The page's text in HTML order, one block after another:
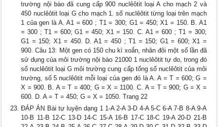
trường nội bào đã cung cấp 900 nuclêôtit loại A cho mạch 2 và
450 nuclêôtit loại G cho mạch 1. số nuclêôtit từng loại trên mạch
1 của gen là A. A1 = 600 ; T1 = 300; G1 = 450; X1 = 150. B. A1
= 300 ; T1 = 600; G1 = 450; X1 = 150. C. A1 = 600 ; T1 = 300;
G1 = 150; X1 = 450. D. A1 = 450 ; T1 = 150; G1 = 600; X1 =
900. Câu 13: Một gen có 150 chu kì xoắn, nhân đôi một số lần đã
sử dụng của môi trường nội bào 21000 1 nuclêôtit tự do, trong đó
số nuclêôtit loại G môi trường cung cấp tổng số nuclêôtit của môi
trường, số 5 nuclêôtit mỗi loại của gen đó là A. A = T = 600; G =
X = 900. B. A = T = 400; G = X = 1100. C. A = T = 900; G = X =
600. D. A = T = 450; G = X = 1050. Trang 22
ĐÁP ÁN Bài tự luyện dạng 1 1-A 2-A 3-D 4-A 5-C 6-A 7-B 8-A 9-A
10-B 11-B 12-C 13-D 14-C 15-A 16-B 17-C 18-C 19-A 20-D 21-B